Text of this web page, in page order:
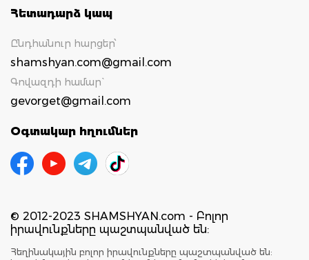
Հետադարձ կապ
Ընդհանուր հարցեր՝
shamshyan.com@gmail.com
Գովազդի համար`
gevorget@gmail.com
Օգտակար հղումներ
© 2012-2023 SHAMSHYAN.com - Բոլոր
իրավունքները պաշտպանված են:
Հեղինակային բոլոր իրավունքները պաշտպանված են: